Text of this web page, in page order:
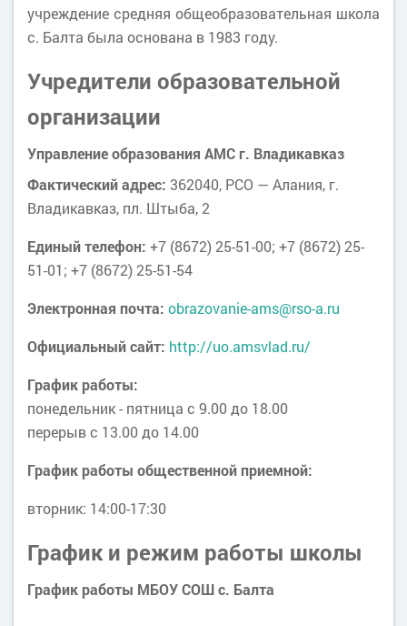
учреждение средняя общеобразовательная школа
с. Балта была основана в 1983 году.
Учредители образовательной
организации
Управление образования АМС г. Владикавказ
Фактический адрес: 362040, РСО — Алания, г.
Владикавказ, пл. Штыба, 2
Единый телефон: +7 (8672) 25-51-00; +7 (8672) 25-
51-01; +7 (8672) 25-51-54
Электронная почта: obrazovanie-ams@rso-a.ru
Официальный сайт: http://uo.amsvlad.ru/
График работы:
понедельник - пятница с 9.00 до 18.00
перерыв c 13.00 до 14.00
График работы общественной приемной:
вторник: 14:00-17:30
График и режим работы школы
График работы МБОУ СОШ с. Балта